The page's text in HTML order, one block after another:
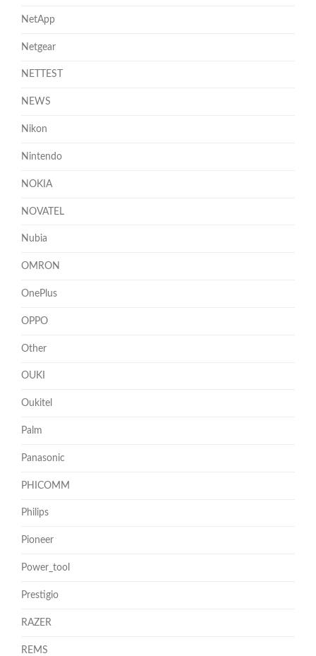
NetApp
Netgear
NETTEST
NEWS
Nikon
Nintendo
NOKIA
NOVATEL
Nubia
OMRON
OnePlus
OPPO
Other
OUKI
Oukitel
Palm
Panasonic
PHICOMM
Philips
Pioneer
Power_tool
Prestigio
RAZER
REMS